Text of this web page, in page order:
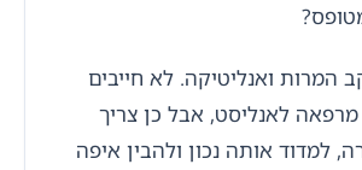
המרות ואנליטיקה. לא חייבים
לאנליסט, אבל כן צריך
למדוד אותה נכון ולהבין איפה